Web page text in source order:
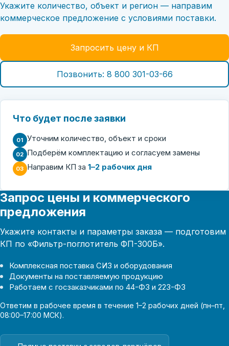
Укажите количество, объект и регион — направим
коммерческое предложение с условиями поставки.
Запросить цену и КП
Позвонить: 8 800 301-03-66
Что будет после заявки
01 Уточним количество, объект и сроки
02 Подберём комплектацию и согласуем замены
03 Направим КП за 1–2 рабочих дня
Запрос цены и коммерческого
предложения
Укажите контакты и параметры заказа — подготовим
КП по «Фильтр-поглотитель ФП-300Б».
Комплексная поставка СИЗ и оборудования
Документы на поставляемую продукцию
Работаем с госзаказчиками по 44-ФЗ и 223-ФЗ
Ответим в рабочее время в течение 1–2 рабочих дней (пн–пт,
08:00–17:00 МСК).